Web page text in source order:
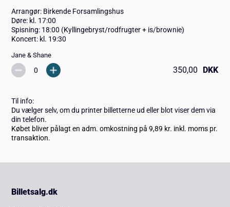
Arrangør: Birkende Forsamlingshus
Døre: kl. 17:00
Spisning: 18:00 (Kyllingebryst/rodfrugter + is/brownie)
Koncert: kl. 19:30
Jane & Shane
350,00 DKK
Til info:
Du vælger selv, om du printer billetterne ud eller blot viser dem via
din telefon.
Købet bliver pålagt en adm. omkostning på 9,89 kr. inkl. moms pr.
transaktion.
Billetsalg.dk